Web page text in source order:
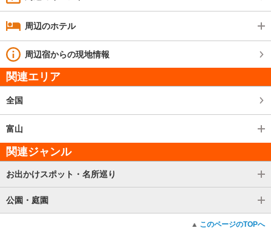
周辺のホテル
周辺宿からの現地情報
関連エリア
全国
富山
関連ジャンル
お出かけスポット・名所巡り
公園・庭園
このページのTOPへ